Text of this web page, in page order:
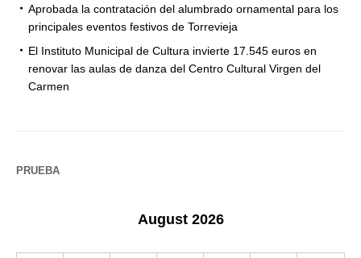
Aprobada la contratación del alumbrado ornamental para los
principales eventos festivos de Torrevieja
El Instituto Municipal de Cultura invierte 17.545 euros en
renovar las aulas de danza del Centro Cultural Virgen del
Carmen
PRUEBA
August 2026